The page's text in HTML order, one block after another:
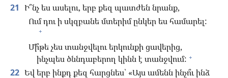
21 Ի՞նչ ես ասելու, երբ քեզ պատժեն նրանք,
Ում դու ի սկզբանե մտերիմ ընկեր ես համարել:
+
Մի՞թե չես տանջվելու երկունքի ցավերից,
ինչպես ծննդաբերող կինն է տանջվում: +
22 Եվ երբ ինքդ քեզ հարցնես՝ «Այս ամենն ինչո՞ւ ինձ